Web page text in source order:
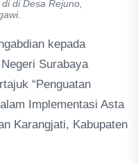
di Desa Rejuno,
kepada
Surabaya
“Penguatan
Implementasi Asta
Karangjati, Kabupaten